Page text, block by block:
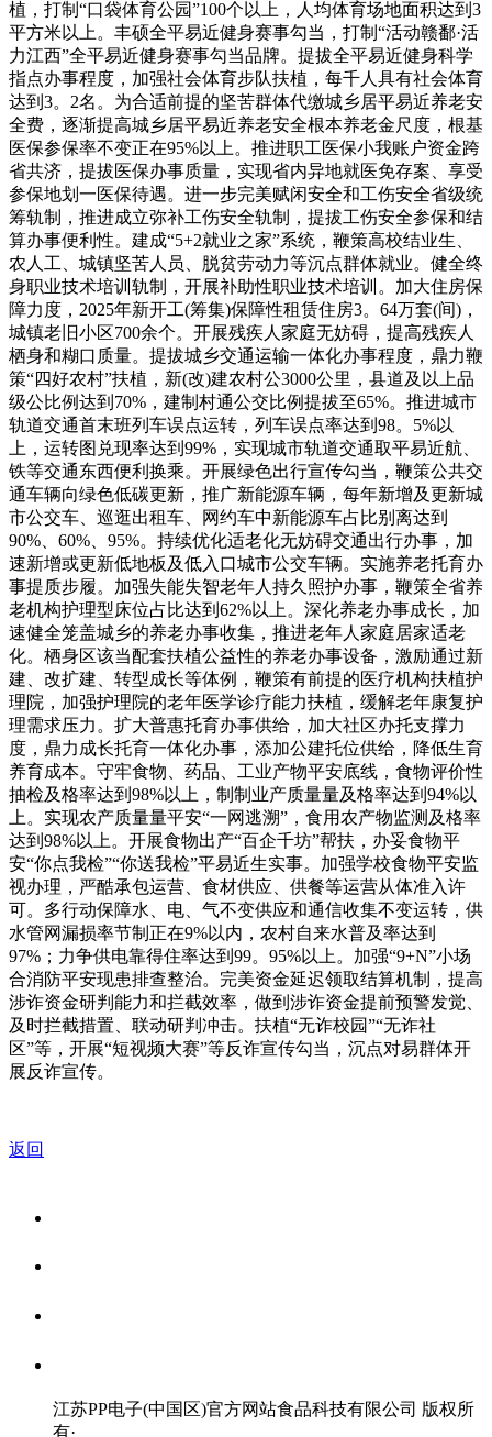
植，打制“口袋体育公园”100个以上，人均体育场地面积达到3
平方米以上。丰硕全平易近健身赛事勾当，打制“活动赣鄱·活
力江西”全平易近健身赛事勾当品牌。提拔全平易近健身科学
指点办事程度，加强社会体育步队扶植，每千人具有社会体育
达到3。2名。为合适前提的坚苦群体代缴城乡居平易近养老安
全费，逐渐提高城乡居平易近养老安全根本养老金尺度，根基
医保参保率不变正在95%以上。推进职工医保小我账户资金跨
省共济，提拔医保办事质量，实现省内异地就医免存案、享受
参保地划一医保待遇。进一步完美赋闲安全和工伤安全省级统
筹轨制，推进成立弥补工伤安全轨制，提拔工伤安全参保和结
算办事便利性。建成“5+2就业之家”系统，鞭策高校结业生、
农人工、城镇坚苦人员、脱贫劳动力等沉点群体就业。健全终
身职业技术培训轨制，开展补助性职业技术培训。加大住房保
障力度，2025年新开工(筹集)保障性租赁住房3。64万套(间)，
城镇老旧小区700余个。开展残疾人家庭无妨碍，提高残疾人
栖身和糊口质量。提拔城乡交通运输一体化办事程度，鼎力鞭
策“四好农村”扶植，新(改)建农村公3000公里，县道及以上品
级公比例达到70%，建制村通公交比例提拔至65%。推进城市
轨道交通首末班列车误点运转，列车误点率达到98。5%以
上，运转图兑现率达到99%，实现城市轨道交通取平易近航、
铁等交通东西便利换乘。开展绿色出行宣传勾当，鞭策公共交
通车辆向绿色低碳更新，推广新能源车辆，每年新增及更新城
市公交车、巡逛出租车、网约车中新能源车占比别离达到
90%、60%、95%。持续优化适老化无妨碍交通出行办事，加
速新增或更新低地板及低入口城市公交车辆。实施养老托育办
事提质步履。加强失能失智老年人持久照护办事，鞭策全省养
老机构护理型床位占比达到62%以上。深化养老办事成长，加
速健全笼盖城乡的养老办事收集，推进老年人家庭居家适老
化。栖身区该当配套扶植公益性的养老办事设备，激励通过新
建、改扩建、转型成长等体例，鞭策有前提的医疗机构扶植护
理院，加强护理院的老年医学诊疗能力扶植，缓解老年康复护
理需求压力。扩大普惠托育办事供给，加大社区办托支撑力
度，鼎力成长托育一体化办事，添加公建托位供给，降低生育
养育成本。守牢食物、药品、工业产物平安底线，食物评价性
抽检及格率达到98%以上，制制业产质量量及格率达到94%以
上。实现农产质量量平安“一网逃溯”，食用农产物监测及格率
达到98%以上。开展食物出产“百企千坊”帮扶，办妥食物平
安“你点我检”“你送我检”平易近生实事。加强学校食物平安监
视办理，严酷承包运营、食材供应、供餐等运营从体准入许
可。多行动保障水、电、气不变供应和通信收集不变运转，供
水管网漏损率节制正在9%以内，农村自来水普及率达到
97%；力争供电靠得住率达到99。95%以上。加强“9+N”小场
合消防平安现患排查整治。完美资金延迟领取结算机制，提高
涉诈资金研判能力和拦截效率，做到涉诈资金提前预警发觉、
及时拦截措置、联动研判冲击。扶植“无诈校园”“无诈社
区”等，开展“短视频大赛”等反诈宣传勾当，沉点对易群体开
展反诈宣传。
返回
江苏PP电子(中国区)官方网站食品科技有限公司 版权所
有·